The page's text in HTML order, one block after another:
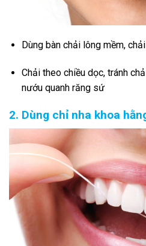
Dùng bàn chải lông mềm,
Chải theo chiều dọc, tránh
nướu quanh răng sứ
2. Dùng chỉ nha khoa